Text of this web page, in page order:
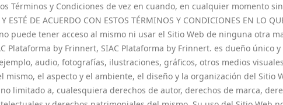
Términos y Condiciones de vez en cuando, en cualquier momento
ESTÉ DE ACUERDO CON ESTOS TÉRMINOS Y CONDICIONES EN LO
puede tener acceso al mismo ni usar el Sitio Web de ninguna otra
Plataforma by Frinnert, SIAC Plataforma by Frinnert. es dueño
audio, fotografías, ilustraciones, gráficos, otros medios
mismo, el aspecto y el ambiente, el diseño y la organización del Sitio
limitado a, cualesquiera derechos de autor, derechos de marca,